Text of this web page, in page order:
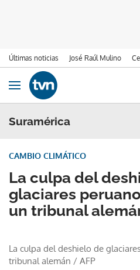
Últimas noticias José Raúl Mulino
Ir al contenido
Obrir navegació
Suramérica
La culpa del
glaciares
un tribunal
CAMBIO CLIMÁTICO
La culpa del deshielo de
tribunal alemán / AFP